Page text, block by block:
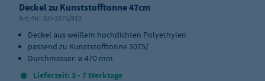
Deckel zu Kunststofftonne 47cm
Art.-Nr.: GH-3075/910
Deckel aus weißem hochdichten Polyethylen
passend zu Kunststofftonne 3075/
Durchmesser:ø 470 mm
Lieferzeit: 3 - 7 Werktage